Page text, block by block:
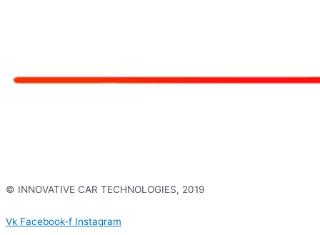
© INNOVATIVE CAR TECHNOLOGIES, 2019
Vk Facebook-f Instagram